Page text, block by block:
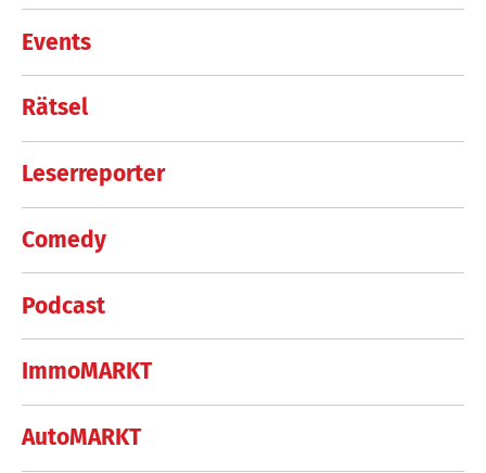
Events
Rätsel
Leserreporter
Comedy
Podcast
ImmoMARKT
AutoMARKT